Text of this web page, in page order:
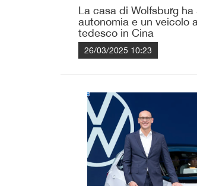
La casa di Wolfsburg
autonomia e un veicolo
tedesco in Cina
26/03/2025 10:23